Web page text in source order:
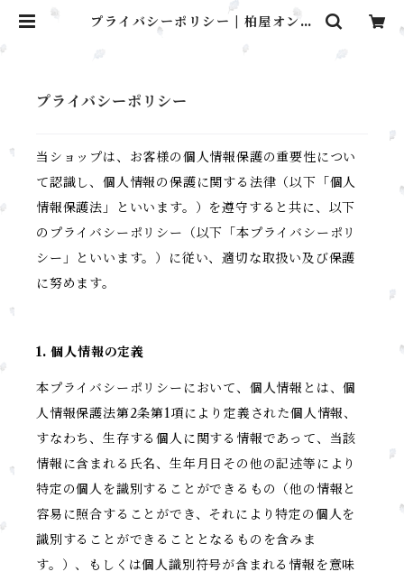
プライバシーポリシー | 柏屋オンラ
インショップ
プライバシーポリシー
当ショップは、お客様の個人情報保護の重要性につい
て認識し、個人情報の保護に関する法律（以下「個人
情報保護法」といいます。）を遵守すると共に、以下
のプライバシーポリシー（以下「本プライバシーポリ
シー」といいます。）に従い、適切な取扱い及び保護
に努めます。
1. 個人情報の定義
本プライバシーポリシーにおいて、個人情報とは、個
人情報保護法第2条第1項により定義された個人情報、
すなわち、生存する個人に関する情報であって、当該
情報に含まれる氏名、生年月日その他の記述等により
特定の個人を識別することができるもの（他の情報と
容易に照合することができ、それにより特定の個人を
識別することができることとなるものを含みま
す。）、もしくは個人識別符号が含まれる情報を意味